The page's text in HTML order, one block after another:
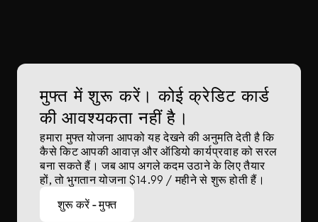
मुफ्त में शुरू करें। कोई क्रेडिट कार्ड
की आवश्यकता नहीं है।
हमारा मुफ्त योजना आपको यह देखने की अनुमति देती है कि
कैसे किट आपकी आवाज़ और ऑडियो कार्यप्रवाह को सरल
बना सकते हैं। जब आप अगले कदम उठाने के लिए तैयार
हों, तो भुगतान योजना $14.99 / महीने से शुरू होती हैं।
शुरू करें - मुफ्त